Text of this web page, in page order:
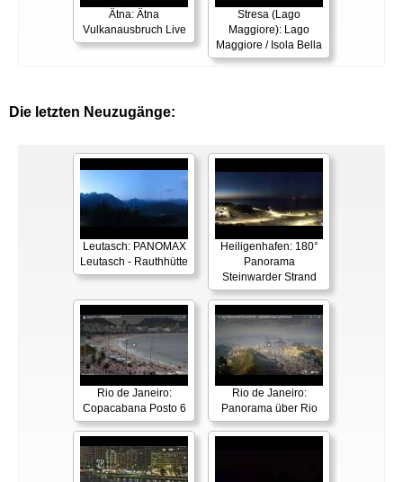
Ätna: Ätna
Vulkanausbruch Live
Stresa (Lago
Maggiore): Lago
Maggiore / Isola Bella
Die letzten Neuzugänge:
Leutasch: PANOMAX
Leutasch - Rauthhütte
Heiligenhafen: 180°
Panorama
Steinwarder Strand
Rio de Janeiro:
Copacabana Posto 6
Rio de Janeiro:
Panorama über Rio